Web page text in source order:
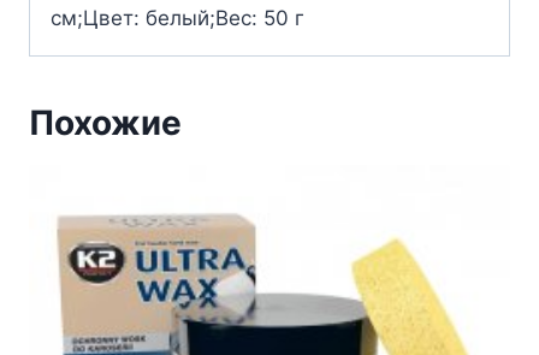
см;Цвет: белый;Вес: 50 г
Похожие